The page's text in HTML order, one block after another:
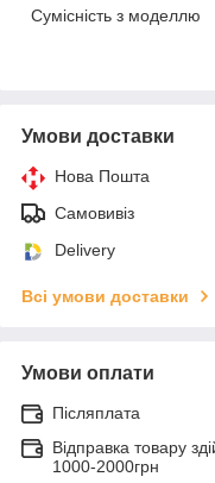
Сумісність з моделлю
Умови доставки
Нова Пошта
Самовивіз
Delivery
Всі умови доставки
Умови оплати
Післяплата
Відправка товару
1000-2000грн